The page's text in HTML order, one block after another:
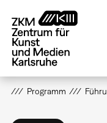
zum
Inhalt
Programm